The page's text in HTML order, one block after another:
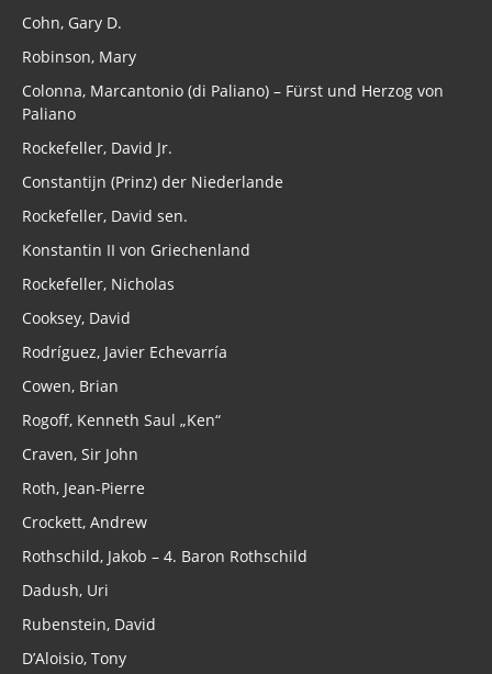
Cohn, Gary D.
Robinson, Mary
Colonna, Marcantonio (di Paliano) – Fürst und Herzog von
Paliano
Rockefeller, David Jr.
Constantijn (Prinz) der Niederlande
Rockefeller, David sen.
Konstantin II von Griechenland
Rockefeller, Nicholas
Cooksey, David
Rodríguez, Javier Echevarría
Cowen, Brian
Rogoff, Kenneth Saul „Ken“
Craven, Sir John
Roth, Jean-Pierre
Crockett, Andrew
Rothschild, Jakob – 4. Baron Rothschild
Dadush, Uri
Rubenstein, David
D’Aloisio, Tony